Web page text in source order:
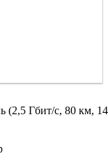
(2,5 Гбит/с, 80 км,